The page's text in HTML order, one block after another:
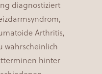
diagnostiziert
Arthritis,
wahrscheinlich
hinter